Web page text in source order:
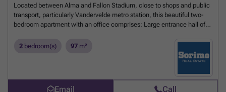
Located between Alma and Fallon Stadium, close to shops and public
transport, particularly Vandervelde metro station, this beautiful two-
bedroom apartment with an office comprises: Large entrance hall of ±
Bright living room of ± 26 m² (parquet flooring) Fully equipped open-
plan kitchen of ± 8.7 m² (refrigerator, freezer, oven, ceramic hob,
extractor hood and dishwasher) Office of ± 8.5 m² (parquet flooring)
Bedroom 1 of ± 16 m² with built-in wardrobes (parquet flooring)
Bedroom 2 of ± 9 m² with built-in wardrobes (parquet flooring)
2 bedroom(s) 97 m²
Email Call